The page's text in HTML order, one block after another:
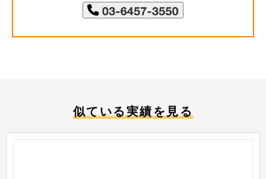
似ている実績を見る